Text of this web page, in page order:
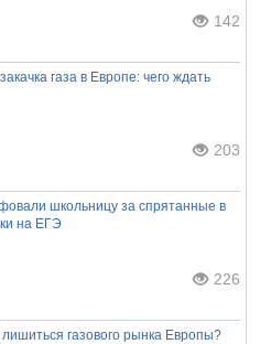
142
газа в Европе: чего ждать
203
школьницу за спрятанные в
на ЕГЭ
226
газового рынка Европы?